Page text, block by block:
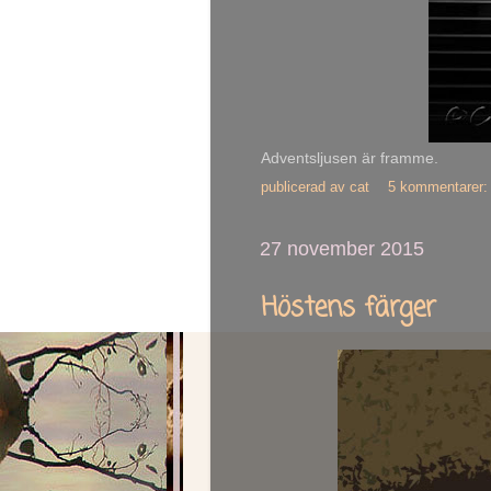
Adventsljusen är framme.
publicerad av cat 5 kommentarer:
27 november 2015
Höstens färger